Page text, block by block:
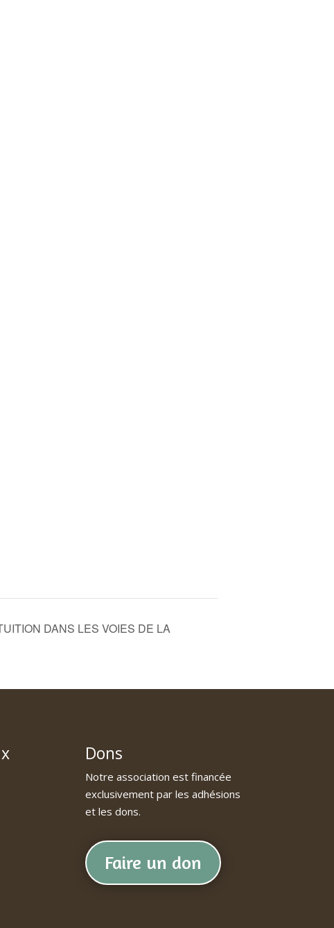
DANS LES VOIES DE LA
Dons
Notre association est financée
exclusivement par les adhésions
et les dons.
Faire un don